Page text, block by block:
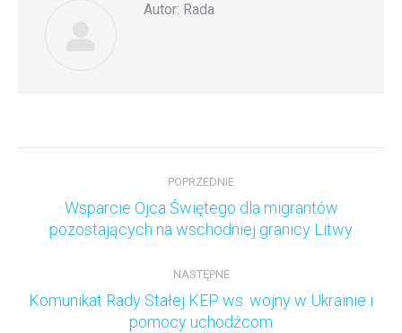
Autor: Rada
POPRZEDNIE
Poprzedni
wpis:
Wsparcie Ojca Świętego dla migrantów
pozostających na wschodniej granicy Litwy
NASTĘPNE
Następny
wpis:
Komunikat Rady Stałej KEP ws. wojny w Ukrainie i
pomocy uchodźcom